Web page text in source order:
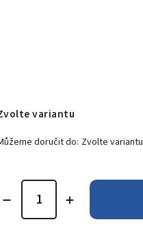
variantu
doručit do: Zvolte variantu